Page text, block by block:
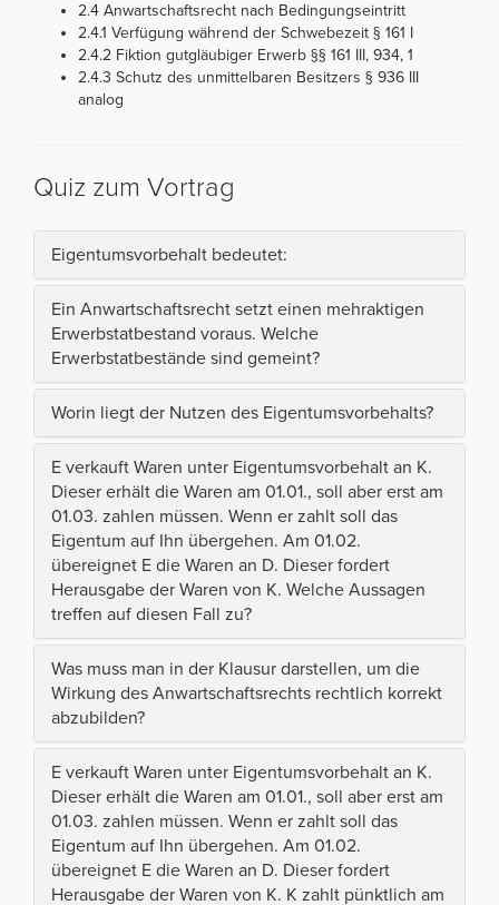
2.4 Anwartschaftsrecht nach Bedingungseintritt
2.4.1 Verfügung während der Schwebezeit § 161 I
2.4.2 Fiktion gutgläubiger Erwerb §§ 161 III, 934, 1
2.4.3 Schutz des unmittelbaren Besitzers § 936 III
analog
Quiz zum Vortrag
Eigentumsvorbehalt bedeutet:
Ein Anwartschaftsrecht setzt einen mehraktigen
Erwerbstatbestand voraus. Welche
Erwerbstatbestände sind gemeint?
Worin liegt der Nutzen des Eigentumsvorbehalts?
E verkauft Waren unter Eigentumsvorbehalt an K.
Dieser erhält die Waren am 01.01., soll aber erst am
01.03. zahlen müssen. Wenn er zahlt soll das
Eigentum auf Ihn übergehen. Am 01.02.
übereignet E die Waren an D. Dieser fordert
Herausgabe der Waren von K. Welche Aussagen
treffen auf diesen Fall zu?
Was muss man in der Klausur darstellen, um die
Wirkung des Anwartschaftsrechts rechtlich korrekt
abzubilden?
E verkauft Waren unter Eigentumsvorbehalt an K.
Dieser erhält die Waren am 01.01., soll aber erst am
01.03. zahlen müssen. Wenn er zahlt soll das
Eigentum auf Ihn übergehen. Am 01.02.
übereignet E die Waren an D. Dieser fordert
Herausgabe der Waren von K. K zahlt pünktlich am